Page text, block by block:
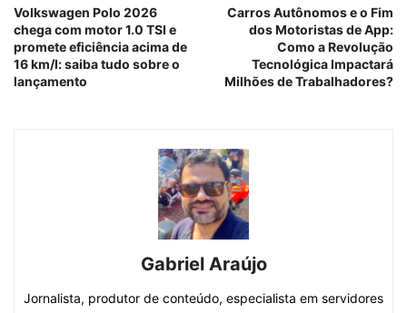
Volkswagen Polo 2026
chega com motor 1.0 TSI e
promete eficiência acima de
16 km/l: saiba tudo sobre o
lançamento
Carros Autônomos e o Fim
dos Motoristas de App:
Como a Revolução
Tecnológica Impactará
Milhões de Trabalhadores?
Gabriel Araújo
Jornalista, produtor de conteúdo, especialista em servidores